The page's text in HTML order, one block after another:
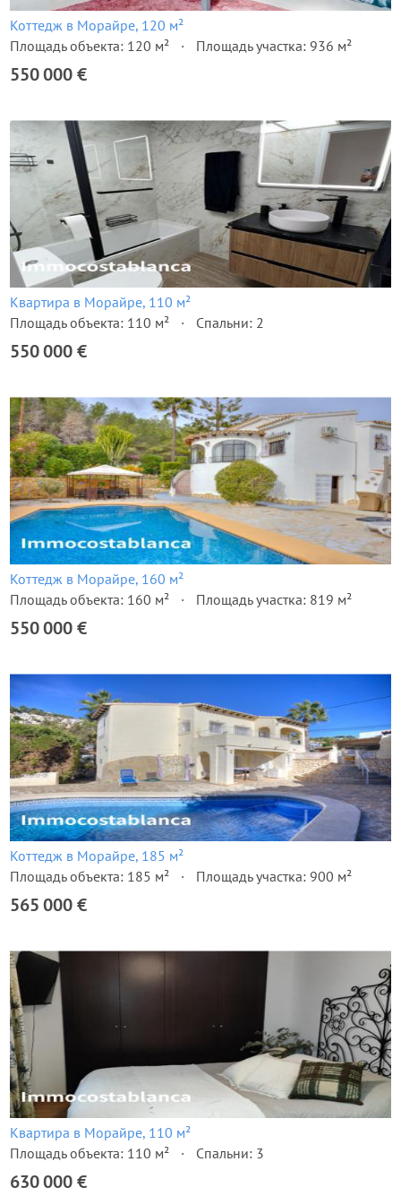
Коттедж в Морайре, 120 м²
Площадь объекта: 120 м²
Площадь участка: 936 м²
550 000 €
Квартира в Морайре, 110 м²
Площадь объекта: 110 м²
Спальни: 2
550 000 €
Коттедж в Морайре, 160 м²
Площадь объекта: 160 м²
Площадь участка: 819 м²
550 000 €
Коттедж в Морайре, 185 м²
Площадь объекта: 185 м²
Площадь участка: 900 м²
565 000 €
Квартира в Морайре, 110 м²
Площадь объекта: 110 м²
Спальни: 3
630 000 €